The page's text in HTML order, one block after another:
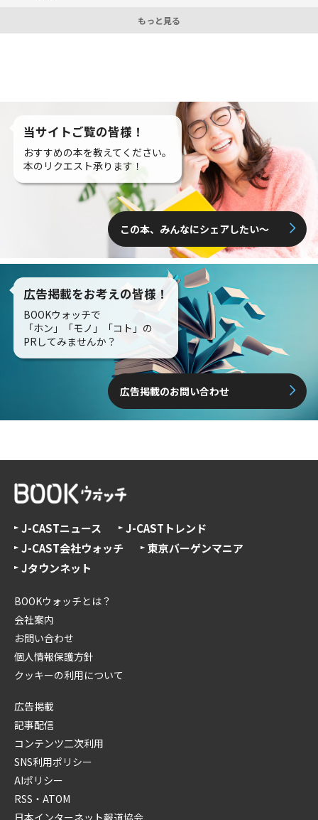
もっと見る
当サイトご覧の皆様！
おすすめの本を教えてください。
本のリクエスト承ります！
この本、みんなにシェアしたい〜
広告掲載をお考えの皆様！
BOOKウォッチで
「ホン」「モノ」「コト」の
PRしてみませんか？
広告掲載のお問い合わせ
J-CASTニュース
J-CASTトレンド
J-CAST会社ウォッチ
東京バーゲンマニア
Jタウンネット
BOOKウォッチとは？
会社案内
お問い合わせ
個人情報保護方針
クッキーの利用について
広告掲載
記事配信
コンテンツ二次利用
SNS利用ポリシー
AIポリシー
RSS・ATOM